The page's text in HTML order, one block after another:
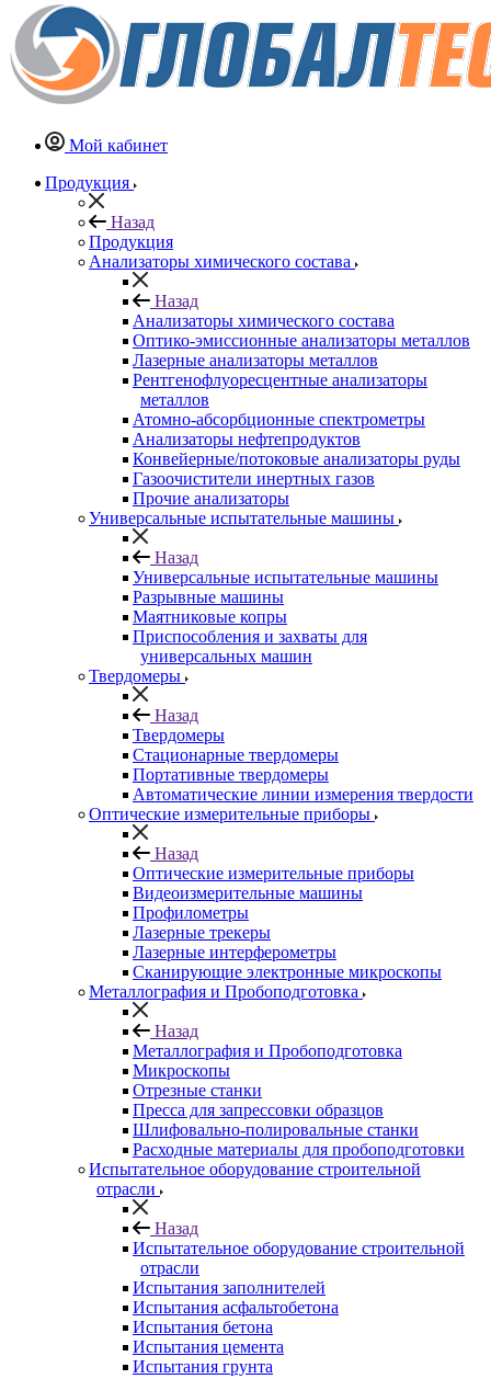
Мой кабинет
Продукция
Назад
Продукция
Анализаторы химического состава
Назад
Анализаторы химического состава
Оптико-эмиссионные анализаторы металлов
Лазерные анализаторы металлов
Рентгенофлуоресцентные анализаторы
металлов
Атомно-абсорбционные спектрометры
Анализаторы нефтепродуктов
Конвейерные/потоковые анализаторы руды
Газоочистители инертных газов
Прочие анализаторы
Универсальные испытательные машины
Назад
Универсальные испытательные машины
Разрывные машины
Маятниковые копры
Приспособления и захваты для
универсальных машин
Твердомеры
Назад
Твердомеры
Стационарные твердомеры
Портативные твердомеры
Автоматические линии измерения твердости
Оптические измерительные приборы
Назад
Оптические измерительные приборы
Видеоизмерительные машины
Профилометры
Лазерные трекеры
Лазерные интерферометры
Сканирующие электронные микроскопы
Металлография и Пробоподготовка
Назад
Металлография и Пробоподготовка
Микроскопы
Отрезные станки
Пресса для запрессовки образцов
Шлифовально-полировальные станки
Расходные материалы для пробоподготовки
Испытательное оборудование строительной
отрасли
Назад
Испытательное оборудование строительной
отрасли
Испытания заполнителей
Испытания асфальтобетона
Испытания бетона
Испытания цемента
Испытания грунта